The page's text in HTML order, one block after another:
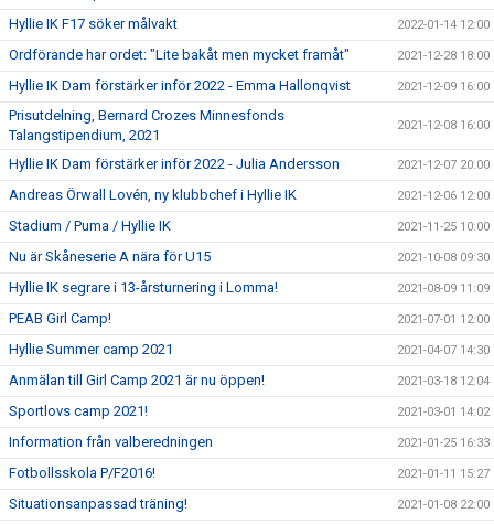
Hyllie IK F17 söker målvakt 2022-01-14 12:00
Ordförande har ordet: "Lite bakåt men mycket framåt" 2021-12-28 18:00
Hyllie IK Dam förstärker inför 2022 - Emma Hallonqvist 2021-12-09 16:00
Prisutdelning, Bernard Crozes Minnesfonds
Talangstipendium, 2021
2021-12-08 16:00
Hyllie IK Dam förstärker inför 2022 - Julia Andersson 2021-12-07 20:00
Andreas Örwall Lovén, ny klubbchef i Hyllie IK 2021-12-06 12:00
Stadium / Puma / Hyllie IK 2021-11-25 10:00
Nu är Skåneserie A nära för U15 2021-10-08 09:30
Hyllie IK segrare i 13-årsturnering i Lomma! 2021-08-09 11:09
PEAB Girl Camp! 2021-07-01 12:00
Hyllie Summer camp 2021 2021-04-07 14:30
Anmälan till Girl Camp 2021 är nu öppen! 2021-03-18 12:04
Sportlovs camp 2021! 2021-03-01 14:02
Information från valberedningen 2021-01-25 16:33
Fotbollsskola P/F2016! 2021-01-11 15:27
Situationsanpassad träning! 2021-01-08 22:00